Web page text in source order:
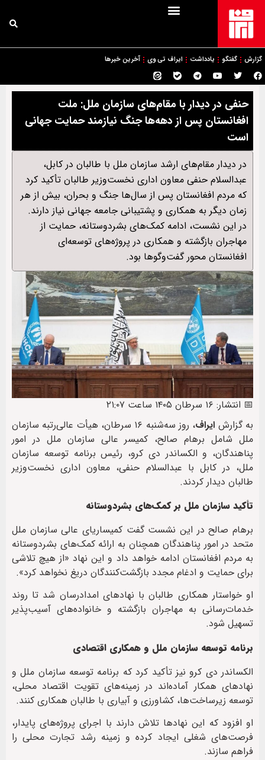
گزارش گفتگو یادداشت ایراف تی وی آخرین خبرها
حنفی در دیدار با مقام‌های سازمان ملل: ملت
افغانستان پس از دهه‌ها جنگ نیازمند حمایت جهانی
است
در دیدار مقام‌های ارشد سازمان ملل با طالبان در کابل،
عبدالسلام حنفی معاون اداری نخست‌وزیر طالبان تأکید کرد
که مردم افغانستان پس از سال‌ها جنگ و بحران، بیش از هر
زمان دیگر به همکاری و پشتیبانی جامعه جهانی نیاز دارند.
در این نشست، ادامه کمک‌های بشردوستانه، حمایت از
مهاجران بازگشته و همکاری در پروژه‌های توسعه‌ای
افغانستان محور گفت‌وگوها بود.
📅 انتشار: ۱۶ سرطان ۱۴۰۵ ساعت ۲۱:۰۷
به گزارش ایراف
، روز سه‌شنبه ۱۶ سرطان، هیأت عالی‌رتبه سازمان
ملل شامل برهام صالح، کمیسر عالی سازمان ملل در امور
پناهندگان، و الکساندر دی‌ کرو، رئیس برنامه توسعه سازمان
ملل، در کابل با عبدالسلام حنفی، معاون اداری نخست‌وزیر
طالبان دیدار کردند.
تأکید سازمان ملل بر کمک‌های بشردوستانه
برهام صالح در این نشست گفت کمیساریای عالی سازمان ملل
متحد در امور پناهندگان همچنان به ارائه کمک‌های بشردوستانه
به مردم افغانستان ادامه خواهد داد و این نهاد «از هیچ تلاشی
برای حمایت و ادغام مجدد بازگشت‌کنندگان دریغ نخواهد کرد».
او خواستار همکاری طالبان با نهادهای امدادرسان شد تا روند
خدمات‌رسانی به مهاجران بازگشته و خانواده‌های آسیب‌پذیر
تسهیل شود.
برنامه توسعه سازمان ملل و همکاری اقتصادی
الکساندر دی‌ کرو نیز تأکید کرد که برنامه توسعه سازمان ملل و
نهادهای همکار آماده‌اند در زمینه‌های تقویت اقتصاد محلی،
توسعه زیرساخت‌ها، کشاورزی و آبیاری با طالبان همکاری کنند.
او افزود که این نهادها تلاش دارند با اجرای پروژه‌های پایدار،
فرصت‌های شغلی ایجاد کرده و زمینه رشد تجارت محلی را
فراهم سازند.